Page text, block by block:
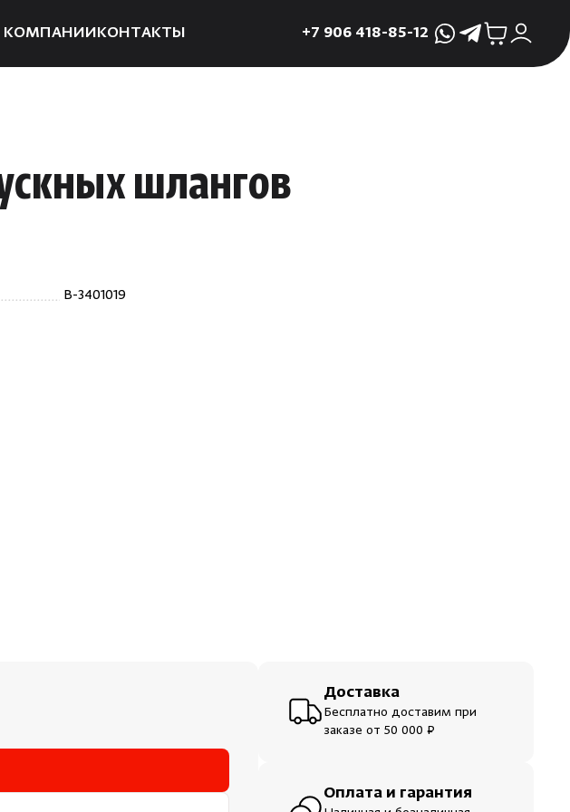
Для хаммама
КОМПАНИИКОНТАКТЫ +7 906 418-85-12
WhatsApp
Telegram
шлангов
B-3401019
Доставка
Бесплатно доставим при
заказе от 50 000 ₽
Оплата и гарантия